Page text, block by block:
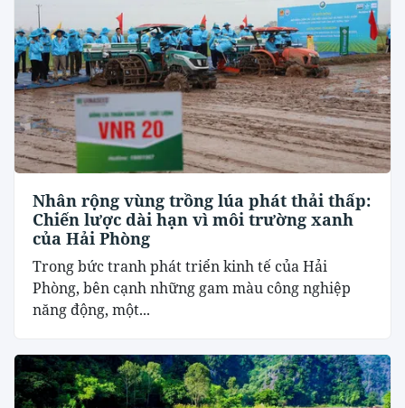
Nhân rộng vùng trồng lúa phát thải thấp:
Chiến lược dài hạn vì môi trường xanh
của Hải Phòng
Trong bức tranh phát triển kinh tế của Hải
Phòng, bên cạnh những gam màu công nghiệp
năng động, một...